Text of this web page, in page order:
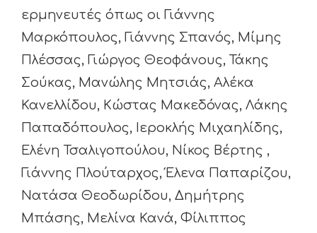
ερμηνευτές όπως οι Γιάννης
Μαρκόπουλος, Γιάννης Σπανός, Μίμης
Πλέσσας, Γιώργος Θεοφάνους, Τάκης
Σούκας, Μανώλης Μητσιάς, Αλέκα
Κανελλίδου, Κώστας Μακεδόνας, Λάκης
Παπαδόπουλος, Ιεροκλής Μιχαηλίδης,
Ελένη Τσαλιγοπούλου, Νίκος Βέρτης ,
Γιάννης Πλούταρχος, Έλενα Παπαρίζου,
Νατάσα Θεοδωρίδου, Δημήτρης
Μπάσης, Μελίνα Κανά, Φίλιππος